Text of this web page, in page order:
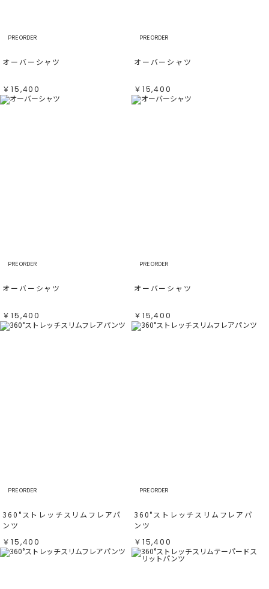
PRE ORDER
オーバーシャツ
￥15,400
PRE ORDER
オーバーシャツ
￥15,400
PRE ORDER
オーバーシャツ
￥15,400
PRE ORDER
オーバーシャツ
￥15,400
PRE ORDER
360°ストレッチスリムフレアパ
ンツ
￥15,400
PRE ORDER
360°ストレッチスリムフレアパ
ンツ
￥15,400